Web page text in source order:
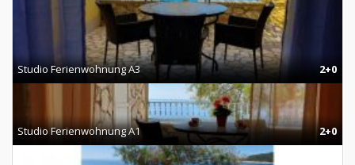
Studio Ferienwohnung A3 2+0
Studio Ferienwohnung A1 2+0